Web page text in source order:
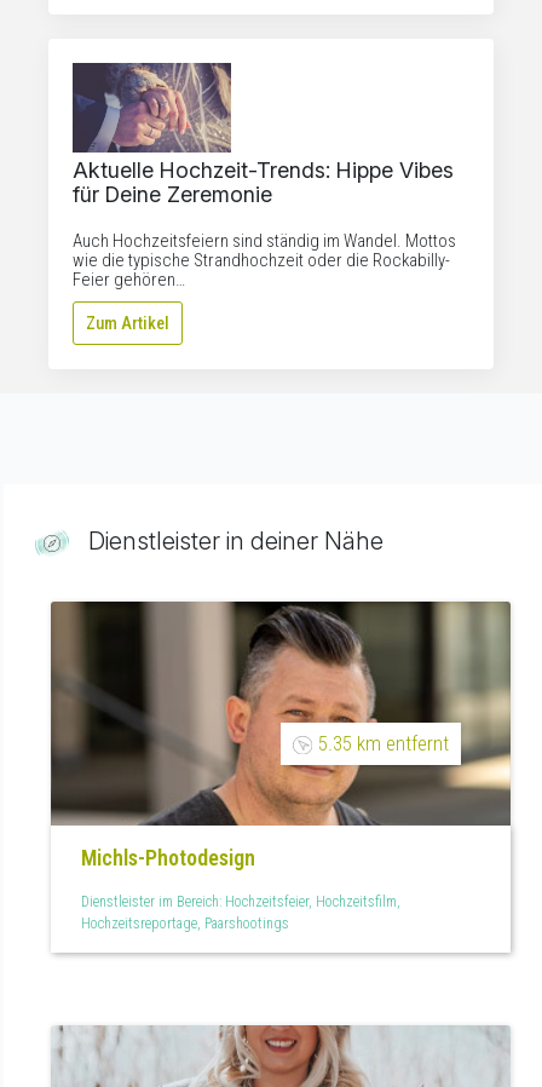
Aktuelle Hochzeit-Trends: Hippe Vibes
für Deine Zeremonie
Auch Hochzeitsfeiern sind ständig im Wandel. Mottos
wie die typische Strandhochzeit oder die Rockabilly-
Feier gehören…
Zum Artikel
Dienstleister in deiner Nähe
5.35 km entfernt
Michls-Photodesign
Dienstleister im Bereich: Hochzeitsfeier, Hochzeitsfilm,
Hochzeitsreportage, Paarshootings